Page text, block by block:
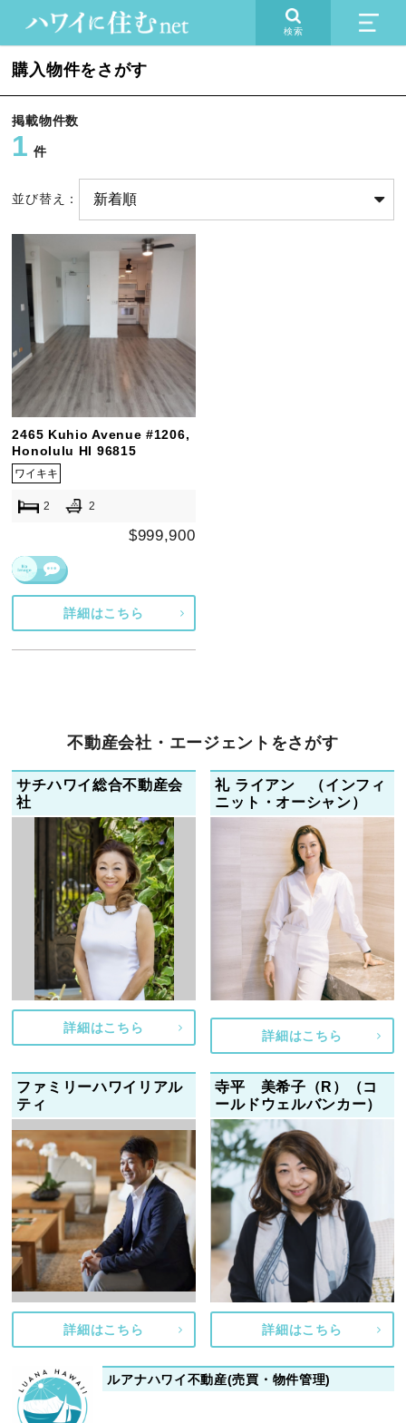
検索
購入物件をさがす
掲載物件数
1 件
並び替え：
2465 Kuhio Avenue #1206,
Honolulu HI 96815
ワイキキ
2 2
$999,900
詳細はこちら
不動産会社・エージェントをさがす
サチハワイ総合不動産会
社
詳細はこちら
礼 ライアン （インフィ
ニット・オーシャン）
詳細はこちら
ファミリーハワイリアル
ティ
詳細はこちら
寺平 美希子（R）（コ
ールドウェルバンカー）
詳細はこちら
ルアナハワイ不動産(売買・物件管理)